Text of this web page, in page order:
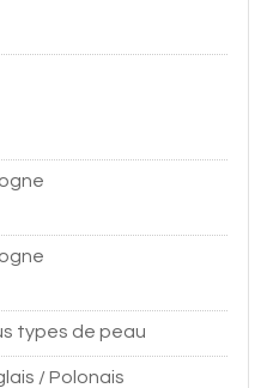
types de peau
/ Polonais